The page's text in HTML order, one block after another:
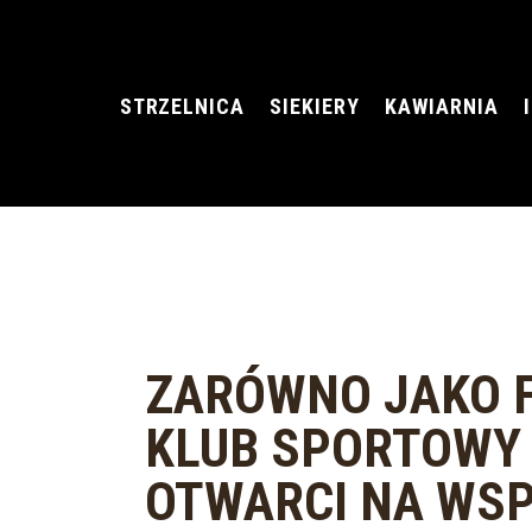
STRZELNICA SIEKIERY KAWIARNIA
ZARÓWNO JAKO
KLUB
OTWARCI NA